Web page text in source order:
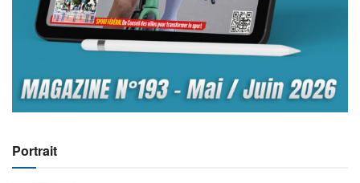
Portrait